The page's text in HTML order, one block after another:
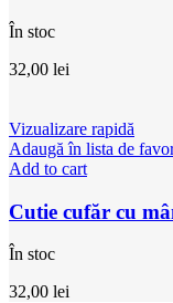
În stoc
32,00 lei
Vizualizare rapidă
Adaugă în lista de
Add to cart
Cutie cufăr cu
În stoc
32,00 lei